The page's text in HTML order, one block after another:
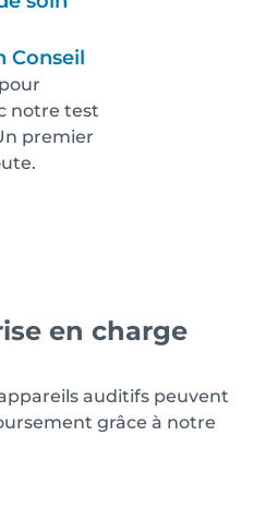
Conseil
notre test
premier
en charge
auditifs peuvent
grâce à notre